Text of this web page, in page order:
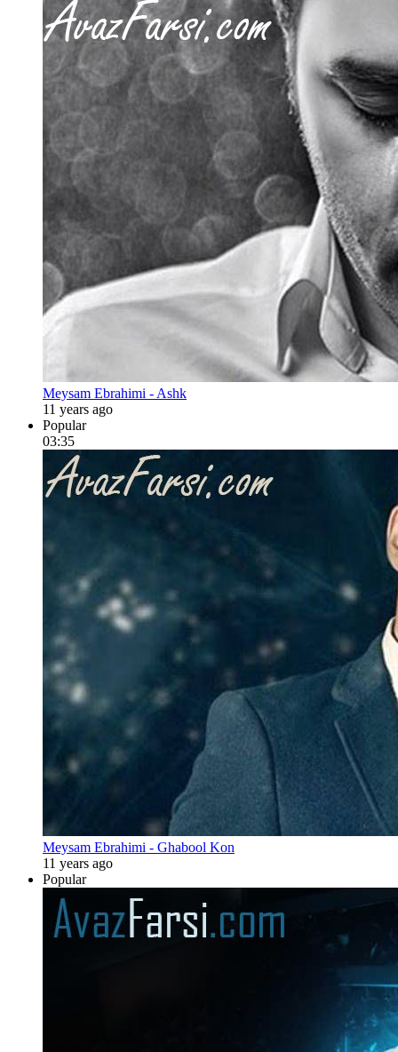
Meysam Ebrahimi - Ashk
11 years ago
Popular
03:35
Meysam Ebrahimi - Ghabool Kon
11 years ago
Popular